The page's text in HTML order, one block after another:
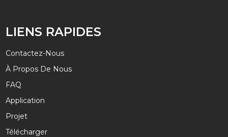
LIENS RAPIDES
Contactez-Nous
À Propos De Nous
FAQ
Application
Projet
Télécharger